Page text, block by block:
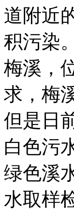
道附近
积污染。
梅溪，
求，梅
但是日
白色污
绿色溪
水取样